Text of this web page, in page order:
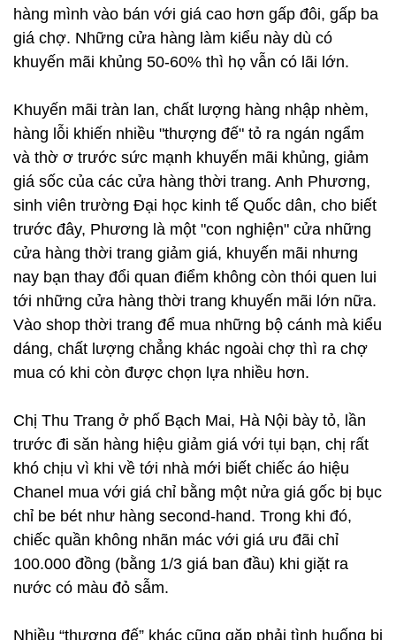
hàng mình vào bán với giá cao hơn gấp đôi, gấp ba
giá chợ. Những cửa hàng làm kiểu này dù có
khuyến mãi khủng 50-60% thì họ vẫn có lãi lớn.
Khuyến mãi tràn lan, chất lượng hàng nhập nhèm,
hàng lỗi khiến nhiều "thượng đế" tỏ ra ngán ngẩm
và thờ ơ trước sức mạnh khuyến mãi khủng, giảm
giá sốc của các cửa hàng thời trang. Anh Phương,
sinh viên trường Đại học kinh tế Quốc dân, cho biết
trước đây, Phương là một "con nghiện" cửa những
cửa hàng thời trang giảm giá, khuyến mãi nhưng
nay bạn thay đổi quan điểm không còn thói quen lui
tới những cửa hàng thời trang khuyến mãi lớn nữa.
Vào shop thời trang để mua những bộ cánh mà kiểu
dáng, chất lượng chẳng khác ngoài chợ thì ra chợ
mua có khi còn được chọn lựa nhiều hơn.
Chị Thu Trang ở phố Bạch Mai, Hà Nội bày tỏ, lần
trước đi săn hàng hiệu giảm giá với tụi bạn, chị rất
khó chịu vì khi về tới nhà mới biết chiếc áo hiệu
Chanel mua với giá chỉ bằng một nửa giá gốc bị bục
chỉ be bét như hàng second-hand. Trong khi đó,
chiếc quần không nhãn mác với giá ưu đãi chỉ
100.000 đồng (bằng 1/3 giá ban đầu) khi giặt ra
nước có màu đỏ sẫm.
Nhiều “thượng đế” khác cũng gặp phải tình huống bi